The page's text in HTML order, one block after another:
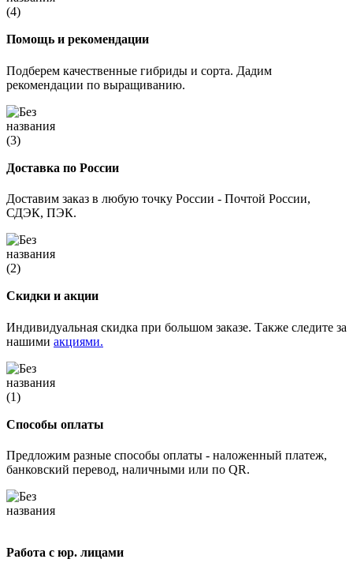
Помощь и рекомендации
Подберем качественные гибриды и сорта. Дадим
рекомендации по выращиванию.
Доставка по России
Доставим заказ в любую точку России - Почтой России,
СДЭК, ПЭК.
Скидки и акции
Индивидуальная скидка при большом заказе. Также следите за
нашими акциями.
Способы оплаты
Предложим разные способы оплаты - наложенный платеж,
банковский перевод, наличными или по QR.
Работа с юр. лицами